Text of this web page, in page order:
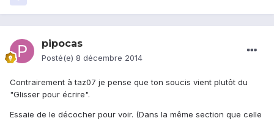
pipocas
Posté(e) 8 décembre 2014
Contrairement à taz07 je pense que ton soucis vient plutôt du
"Glisser pour écrire".
Essaie de le décocher pour voir. (Dans la même section que celle